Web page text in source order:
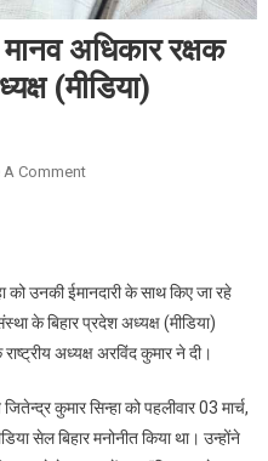
अधिकार रक्षक
(मीडिया)
A CommentOn जितेन्द्र कुमार सिन्हा बने
उनकी ईमानदारी के साथ किए जा रहे
के बिहार प्रदेश अध्यक्ष (मीडिया)
अध्यक्ष अरविंद कुमार ने दी।
कुमार सिन्हा को पहलीवार 03 मार्च,
सेल बिहार मनोनीत किया था। उन्होंने